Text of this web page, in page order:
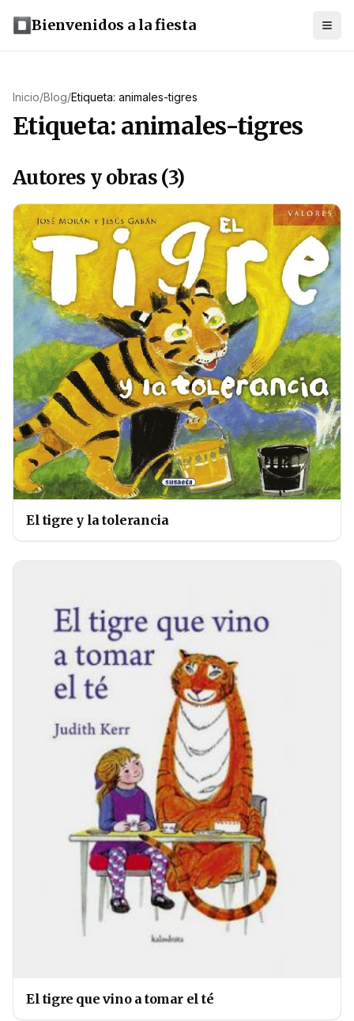
Bienvenidos a la fiesta
Inicio/Blog/Etiqueta: animales-tigres
Etiqueta: animales-tigres
Autores y obras (3)
El tigre y la tolerancia
El tigre que vino a tomar el té